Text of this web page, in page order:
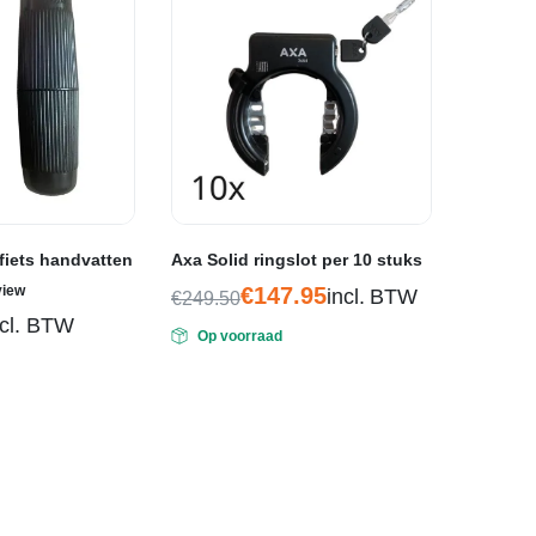
handvatten
BTW
Axa Solid ringslot per 10 stuks
€249.50
Oorspronkelijke
prijs
€147.95
Huidige
prijs
incl. BTW
Op voorraad